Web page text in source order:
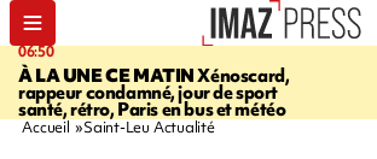
06:50
À LA UNE CE MATINXénoscard,
rappeur condamné, jour de sport
santé, rétro, Paris en bus et météo
Accueil Saint-Leu Actualité